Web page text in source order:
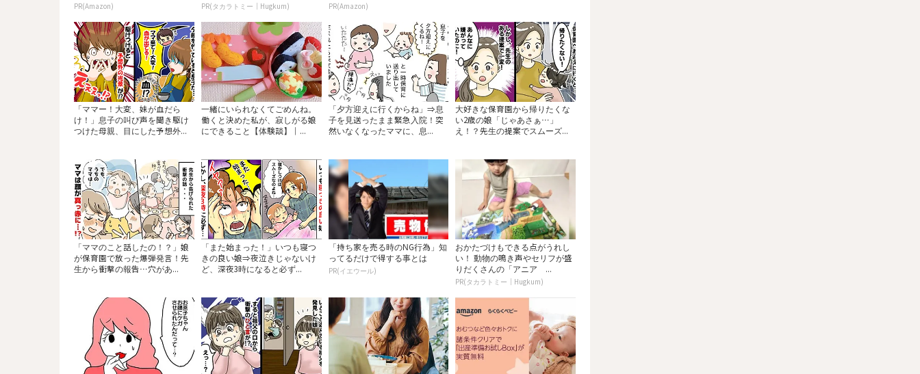
PR(Amazon) PR(タカラトミー｜Hugkum) PR(Amazon)
「ママー！大変、妹が血だら
け！」息子の叫び声を聞き駆け
つけた母親、目にした予想外...
一緒にいられなくてごめんね。
働くと決めた私が、寂しがる娘
にできること【体験談】｜...
「夕方迎えに行くからね」⇒息
子を見送ったまま緊急入院！突
然いなくなったママに、息...
大好きな保育園から帰りたくな
い2歳の娘「じゃあさぁ…」
え！？先生の提案でスムーズ...
「ママのこと話したの！？」娘
が保育園で放った爆弾発言！先
生から衝撃の報告…穴があ...
「また始まった！」いつも寝つ
きの良い娘⇒夜泣きじゃないけ
ど、深夜3時になると必ず...
「持ち家を売る時のNG行為」知
ってるだけで得する事とは
PR(イエウール)
おかたづけもできる点がうれし
い！ 動物の鳴き声やセリフが盛
りだくさんの「アニア ...
PR(タカラトミー｜Hugkum)